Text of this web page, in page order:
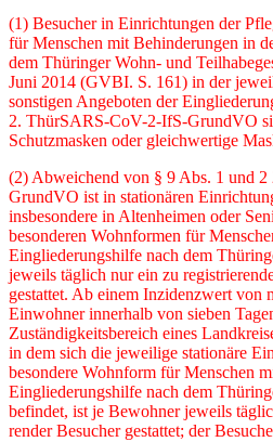
(1) Besucher in Einrichtungen der
für Menschen mit Behin­derungen in
dem Thüringer Wohn- und
Juni 2014 (GVBI. S. 161) in der
sonstigen Angeboten der
2. ThürSARS-CoV-2-IfS-GrundVO
Schutzmasken oder gleichwertige
(2) Abweichend von § 9 Abs. 1 und
GrundVO ist in stationären
insbesondere in Altenheimen oder
besonderen Wohnformen für
Eingliederungshilfe nach dem
jeweils täglich nur ein zu
gestattet. Ab einem Inzidenzwert von
Einwohner inner­halb von sieben
Zuständigkeitsbereich eines
in dem sich die jeweilige stationäre
besondere Wohnform für Menschen
Eingliederungshilfe nach dem
befindet, ist je Bewohner jeweils
render Besucher gestattet; der